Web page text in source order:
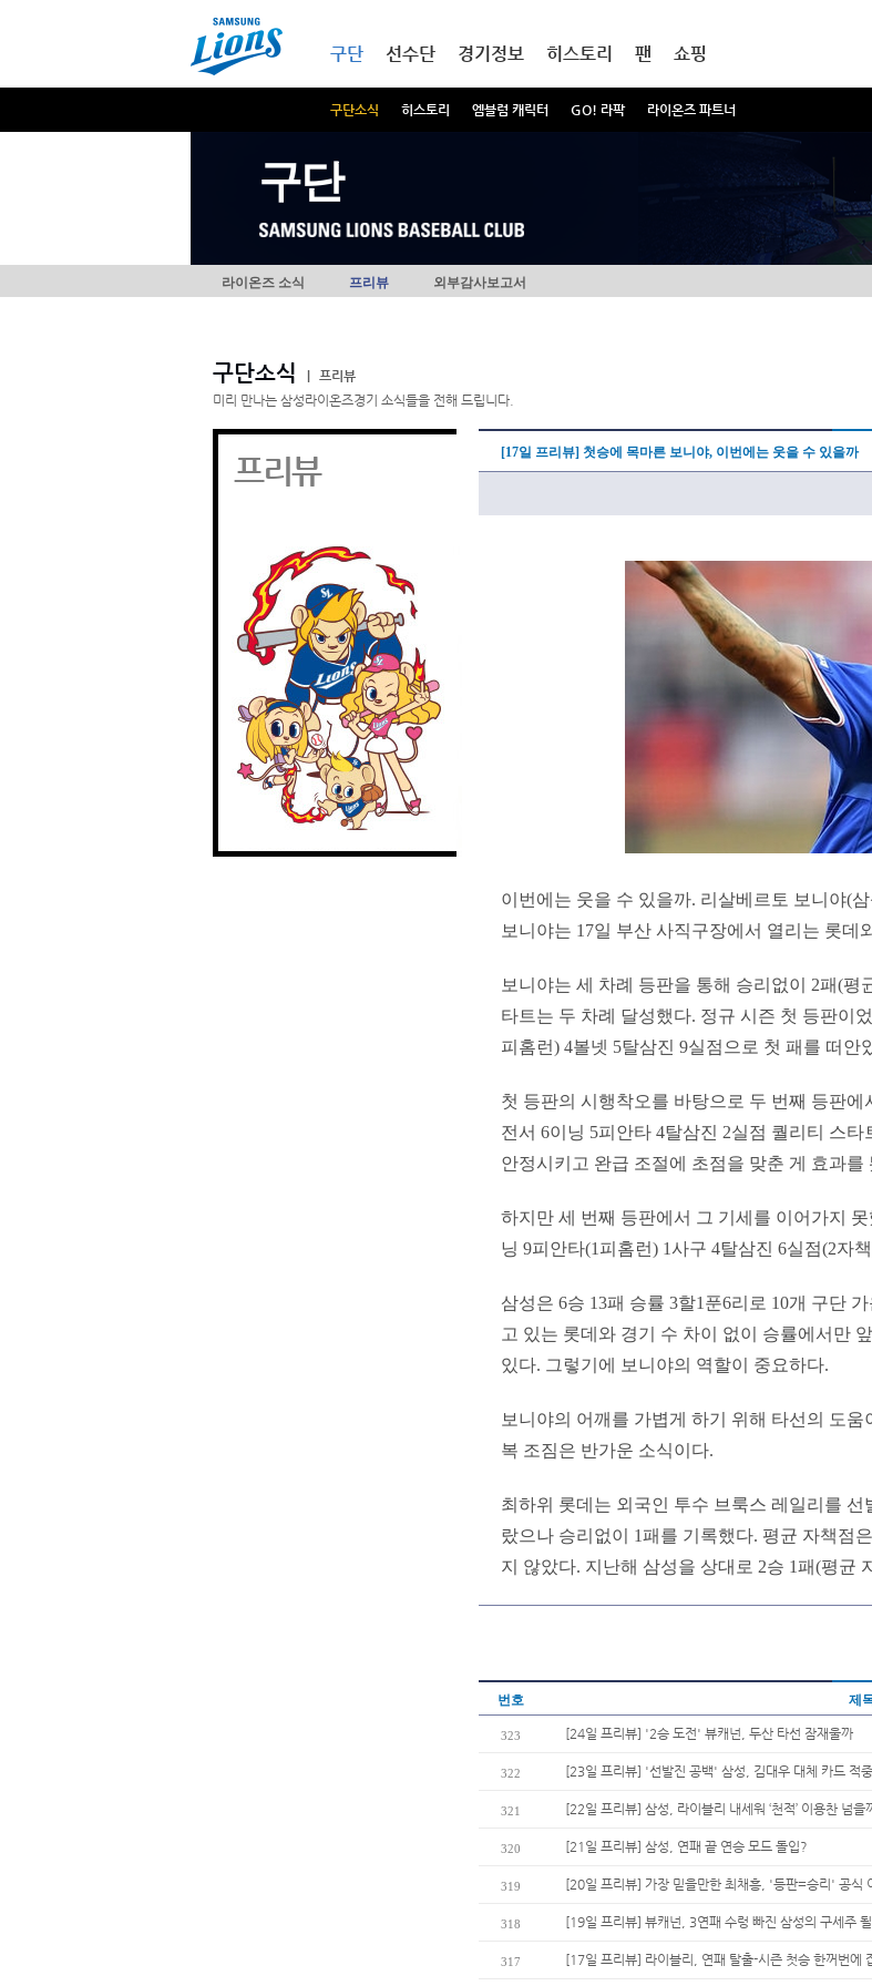
구단
구단소식 히스토리 엠블럼 캐릭터 GO! 라팍 라이온즈 파트너
선수단 경기정보 히스토리 팬 쇼핑
구단
라이온즈 소식 프리뷰 외부감사보고서
구단소식
프리뷰
미리 만나는 삼성라이온즈경기 소식들을 전해 드립니다.
프리뷰 [17일 프리뷰] 첫승에 목마른 보니야, 이번에는 웃을 수 있을까
이번에는 웃을 수 있을까. 리살베르토 보니야(
보니야는 17일 부산 사직구장에서 열리는 롯데
보니야는 세 차례 등판을 통해 승리없이 2패(
타트는 두 차례 달성했다. 정규 시즌 첫 등판이
피홈런) 4볼넷 5탈삼진 9실점으로 첫 패를 떠안
첫 등판의 시행착오를 바탕으로 두 번째 등판
전서 6이닝 5피안타 4탈삼진 2실점 퀄리티 스
안정시키고 완급 조절에 초점을 맞춘 게 효과를
하지만 세 번째 등판에서 그 기세를 이어가지
닝 9피안타(1피홈런) 1사구 4탈삼진 6실점(2자
삼성은 6승 13패 승률 3할1푼6리로 10개 구단
고 있는 롯데와 경기 수 차이 없이 승률에서만
있다. 그렇기에 보니야의 역할이 중요하다.
보니야의 어깨를 가볍게 하기 위해 타선의 도
복 조짐은 반가운 소식이다.
최하위 롯데는 외국인 투수 브룩스 레일리를
랐으나 승리없이 1패를 기록했다. 평균 자책점
지 않았다. 지난해 삼성을 상대로 2승 1패(평균
번호 제
323 [24일 프리뷰] '2승 도전' 뷰캐넌, 두산 타선 잠재울까
322 [23일 프리뷰] '선발진 공백' 삼성, 김대우 대체 카드 적
321 [22일 프리뷰] 삼성, 라이블리 내세워 ‘천적’ 이용찬 넘을
320 [21일 프리뷰] 삼성, 연패 끝 연승 모드 돌입?
319 [20일 프리뷰] 가장 믿을만한 최채흥, '등판=승리' 공식
318 [19일 프리뷰] 뷰캐넌, 3연패 수렁 빠진 삼성의 구세주
317 [17일 프리뷰] 라이블리, 연패 탈출-시즌 첫승 한꺼번에